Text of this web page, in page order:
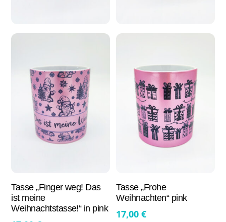
Tasse „Finger weg! Das
ist meine
Weihnachtstasse!“ in pink
Tasse „Frohe
Weihnachten“ pink
17,00€